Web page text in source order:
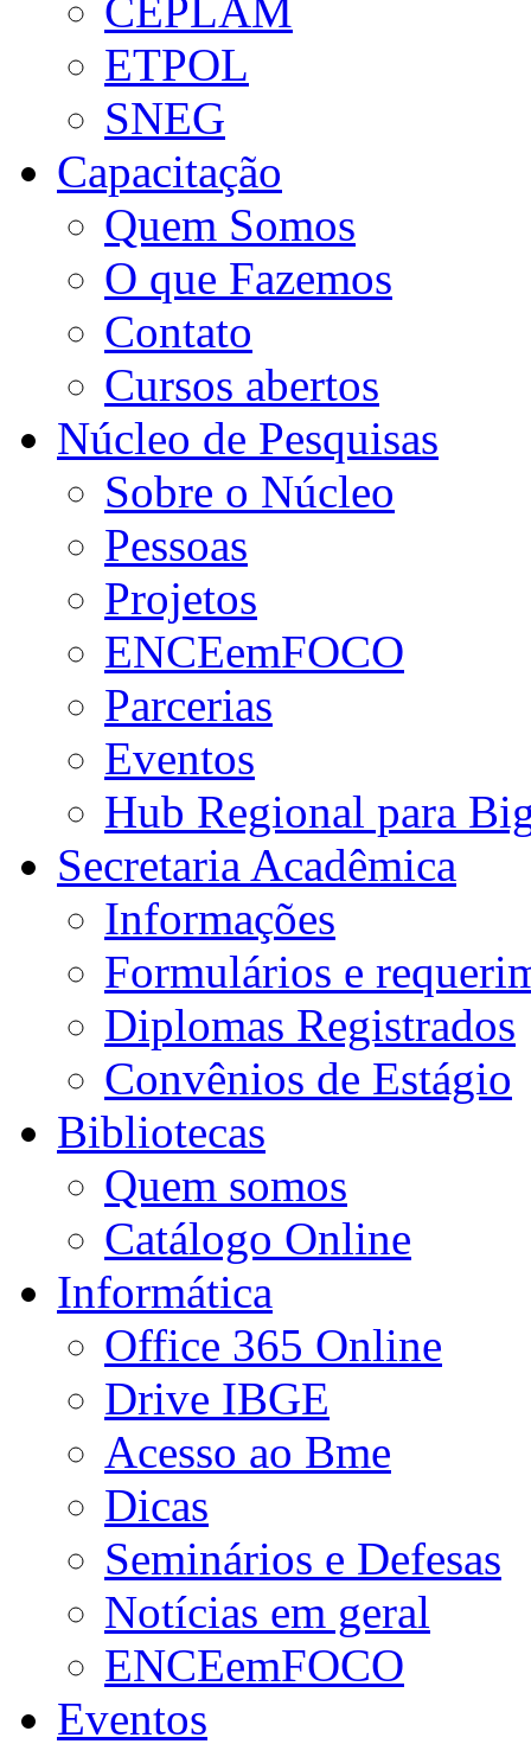
CEPLAM
ETPOL
SNEG
Capacitação
Quem Somos
O que Fazemos
Contato
Cursos abertos
Núcleo de Pesquisas
Sobre o Núcleo
Pessoas
Projetos
ENCEemFOCO
Parcerias
Eventos
Hub Regional para
Secretaria Acadêmica
Informações
Formulários e
Diplomas Registrados
Convênios de Estágio
Bibliotecas
Quem somos
Catálogo Online
Informática
Office 365 Online
Drive IBGE
Acesso ao Bme
Dicas
Seminários e Defesas
Notícias em geral
ENCEemFOCO
Eventos